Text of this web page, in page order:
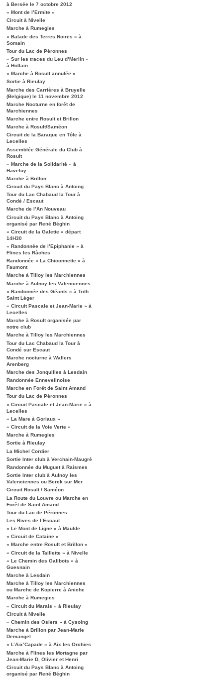
à Bersée le 7 octobre 2012
« Mont de l’Ermite »
Circuit à Nivelle
Marche à Rumegies
« Balade des Terres Noires » à
Somain
Tour du Lac de Péronnes
« Sur les traces du Leu d’Merlin »
à Hollain
« Marche à Rosult annulée »
Sortie à Rieulay
Marche des Carrières à Bruyelle
(Belgique) le 11 novembre 2012
Marche Nocturne en forêt de
Marchiennes
Marche entre Rosult et Brillon
Marche à Rosult/Saméon
Circuit de la Baraque en Tôle à
Lecelles
Assemblée Générale du Club à
Rosult
« Marche de la Solidarité » à
Haveluy
Marche à Brillon
Circuit du Pays Blanc à Antoing
Tour du Lac Chabaud la Tour à
Condé / Escaut
Marche de l’An Nouveau
Circuit du Pays Blanc à Antoing
organisé par René Béghin
« Circuit de la Galette » départ
14H30
« Randonnée de l’Epiphanie » à
Flines les Râches
Randonnée « La Chiconnette » à
Faumont
Marche à Tilloy les Marchiennes
Marche à Aulnoy les Valenciennes
« Randonnée des Géants » à Trith
Saint Léger
« Circuit Pascale et Jean-Marie » à
Lecelles
Marche à Rosult organisée par
notre club
Marche à Tilloy les Marchiennes
Tour du Lac Chabaud la Tour à
Condé sur Escaut
Marche nocturne à Wallers
Arenberg
Marche des Jonquilles à Lesdain
Randonnée Ennevelinoise
Marche en Forêt de Saint Amand
Tour du Lac de Péronnes
« Circuit Pascale et Jean-Marie » à
Lecelles
« La Mare à Goriaux »
« Circuit de la Voie Verte »
Marche à Rumegies
Sortie à Rieulay
La Michel Cordier
Sortie Inter club à Verchain-Maugré
Randonnée du Muguet à Raismes
Sortie Inter club à Aulnoy les
Valenciennes ou Berck sur Mer
Circuit Rosult / Saméon
La Route du Louvre ou Marche en
Forêt de Saint Amand
Tour du Lac de Péronnes
Les Rives de l’Escaut
« Le Mont de Ligne » à Maulde
« Circuit de Cataine »
« Marche entre Rosult et Brillon »
« Circuit de la Taillette » à Nivelle
« Le Chemin des Galibots » à
Guesnain
Marche à Lesdain
Marche à Tilloy les Marchiennes
ou Marche de Kopierre à Aniche
Marche à Rumegies
« Circuit du Marais » à Rieulay
Circuit à Nivelle
« Chemin des Osiers » à Cysoing
Marche à Brillon par Jean-Marie
Demangel
« L’Aix’Capade » à Aix les Orchies
Marche à Flines les Mortagne par
Jean-Marie D, Olivier et Henri
Circuit du Pays Blanc à Antoing
organisé par René Béghin